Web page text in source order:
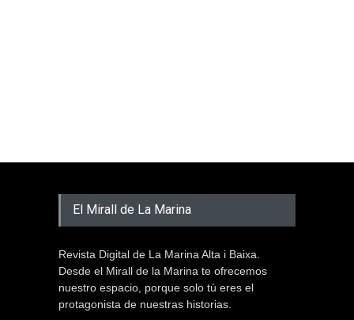
El Mirall de La Marina
Revista Digital de La Marina Alta i Baixa.
Desde el Mirall de la Marina te ofrecemos
nuestro espacio, porque solo tú eres el
protagonista de nuestras historias.